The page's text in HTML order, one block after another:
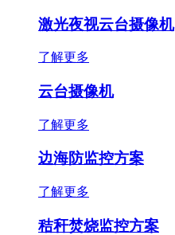
激光夜视云台摄像机
了解更多
云台摄像机
了解更多
边海防监控方案
了解更多
秸秆焚烧监控方案